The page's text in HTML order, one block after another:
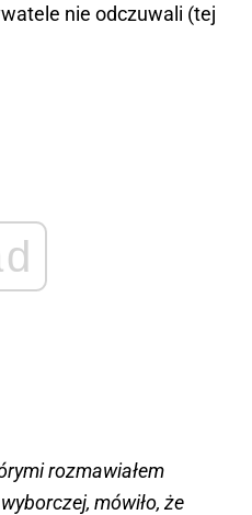
nie odczuwali (tej
rozmawiałem
mówiło, że